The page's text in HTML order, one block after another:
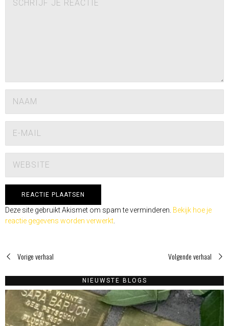
Deze site gebruikt Akismet om spam te verminderen. Bekijk hoe je
reactie gegevens worden verwerkt
Vorige verhaal Volgende verhaal
NIEUWSTE BLOGS